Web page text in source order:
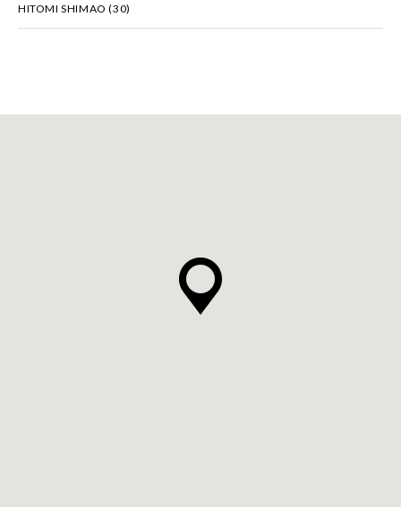
HITOMI SHIMAO (30)